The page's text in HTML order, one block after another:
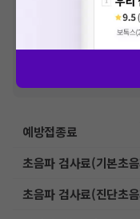
비급여 항목의 경우,추가
한 가격은 해당 의료기관에
건강
격입니다. (진료와 연관된
산정될 수 있는 점 참고 바랍
예방접종료
초음파 검사료(기본초
초음파 검사료(진단초